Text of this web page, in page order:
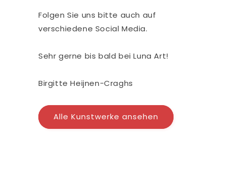
Folgen Sie uns bitte auch auf
verschiedene Social Media.
Sehr gerne bis bald bei Luna Art!
Birgitte Heijnen-Craghs
Alle Kunstwerke ansehen